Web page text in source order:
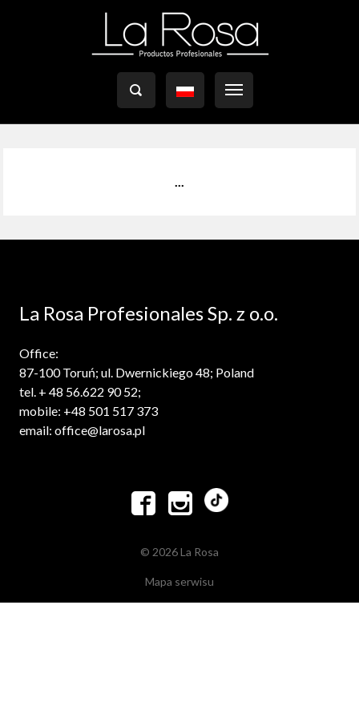

...
La Rosa Profesionales Sp. z o.o.
Office:
87-100 Toruń; ul. Dwernickiego 48; Poland
tel. + 48 56.622 90 52;
mobile: +48 501 517 373
email: office@larosa.pl
 
© 2026 La Rosa
Mapa serwisu